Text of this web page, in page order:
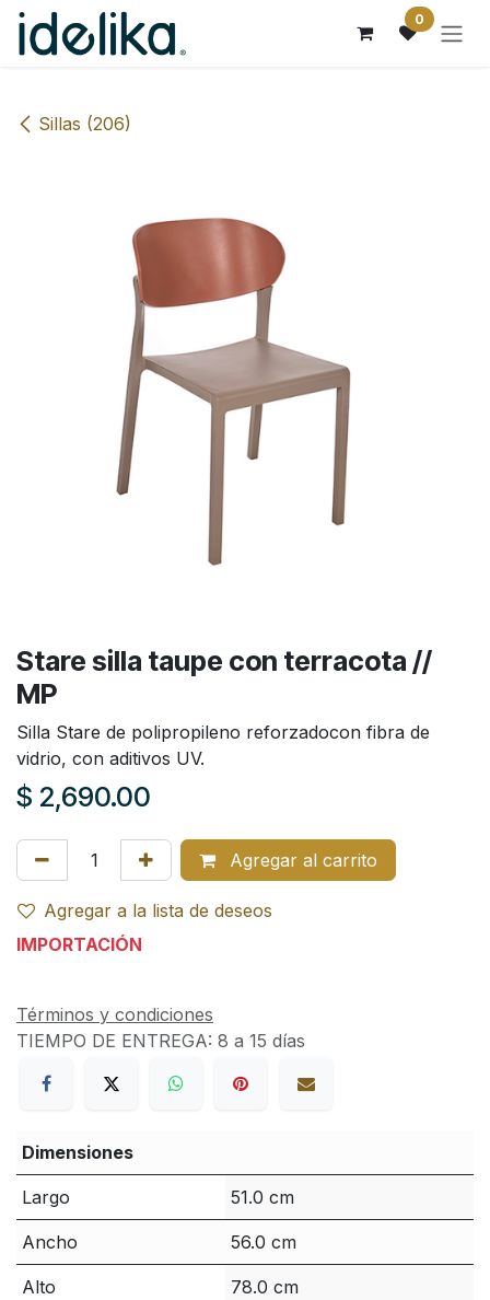
Ir al contenido 0
Sillas (206)
Stare silla taupe con terracota //
MP
Silla Stare de polipropileno reforzadocon fibra de
vidrio, con aditivos UV.
$ 2,690.00
Agregar al carrito
Agregar a la lista de deseos
IMPORTACIÓN
Términos y condiciones
TIEMPO DE ENTREGA: 8 a 15 días
Dimensiones
Largo 51.0 cm
Ancho 56.0 cm
Alto 78.0 cm